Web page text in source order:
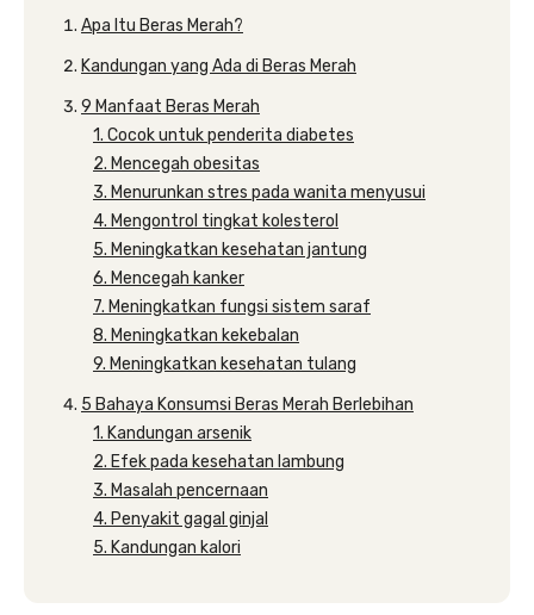
Apa Itu Beras Merah?
Kandungan yang Ada di Beras Merah
9 Manfaat Beras Merah
1. Cocok untuk penderita diabetes
2. Mencegah obesitas
3. Menurunkan stres pada wanita menyusui
4. Mengontrol tingkat kolesterol
5. Meningkatkan kesehatan jantung
6. Mencegah kanker
7. Meningkatkan fungsi sistem saraf
8. Meningkatkan kekebalan
9. Meningkatkan kesehatan tulang
5 Bahaya Konsumsi Beras Merah Berlebihan
1. Kandungan arsenik
2. Efek pada kesehatan lambung
3. Masalah pencernaan
4. Penyakit gagal ginjal
5. Kandungan kalori